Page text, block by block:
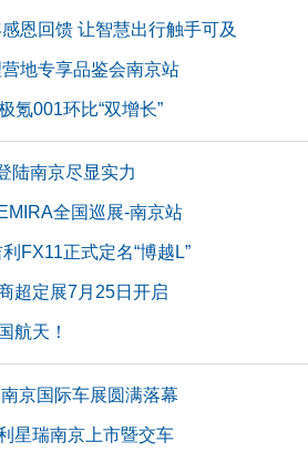
恩回馈 让智慧出行触手可及
地专享品鉴会南京站
氪001环比“双增长”
陆南京尽显实力
全国巡展-南京站
FX11正式定名“博越L”
超定展7月25日开启
航天！
京国际车展圆满落幕
星瑞南京上市暨交车